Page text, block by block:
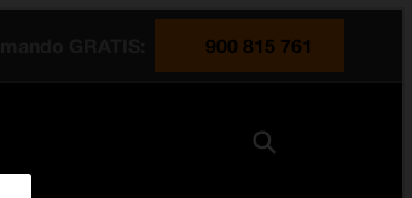
900 815 761